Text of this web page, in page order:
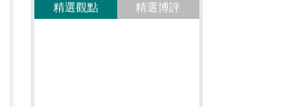
精選觀點
精選博評